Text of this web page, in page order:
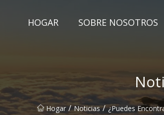
HOGAR SOBRE NOSOTROS
Hogar / Noticias / ¿Puedes